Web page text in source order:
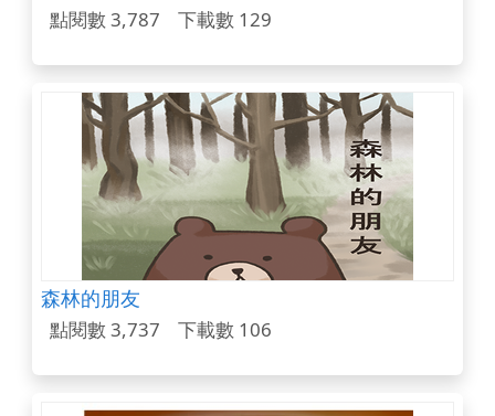
點閱數 3,787 下載數 129
森林的朋友
點閱數 3,737 下載數 106